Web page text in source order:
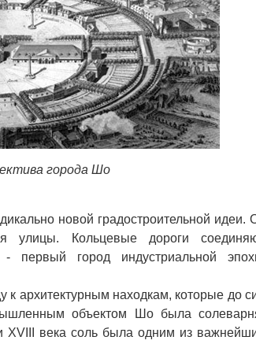
города Шо
новой градостроительной идеи.
улицы. Кольцевые дороги
город индустриальной
архитектурным находкам, которые до
объектом Шо была
XVIII века соль была одним из